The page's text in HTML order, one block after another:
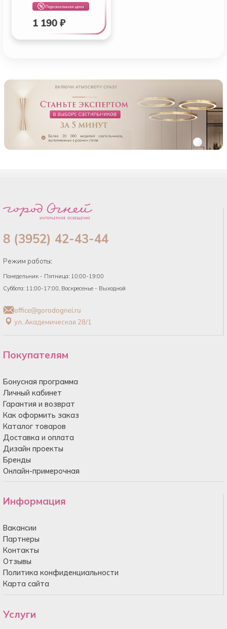
Персональная цена
1 190 ₽
8 (3952) 42-43-44
Режим работы:
Понедельник - Пятница: 10:00-19:00
Суббота: 11:00-17:00, Воскресенье - Выходной
office@gorodognei.ru
ул. Академическая 28/1
Покупателям
Бонусная программа
Личный кабинет
Гарантия и возврат
Как оформить заказ
Каталог товаров
Доставка и оплата
Дизайн проекты
Бренды
Онлайн-примерочная
Информация
Вакансии
Партнеры
Контакты
Отзывы
Политика конфиденциальности
Карта сайта
Услуги